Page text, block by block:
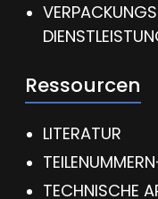
Ressourcen
LITERATUR
TECHNISCHE